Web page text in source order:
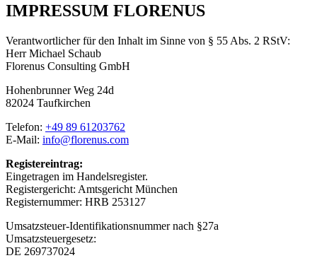
IMPRESSUM FLORENUS
Verantwortlicher für den Inhalt im Sinne von § 55 Abs. 2 RStV:
Herr Michael Schaub
Florenus Consulting GmbH
Hohenbrunner Weg 24d
82024 Taufkirchen
Telefon: +49 89 61203762
E-Mail: info@florenus.com
Registereintrag:
Eingetragen im Handelsregister.
Registergericht: Amtsgericht München
Registernummer: HRB 253127
Umsatzsteuer-Identifikationsnummer nach §27a
Umsatzsteuergesetz:
DE 269737024